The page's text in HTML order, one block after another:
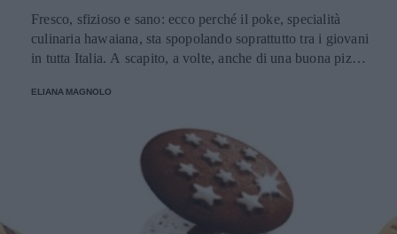
Fresco, sfizioso e sano: ecco perché il poke, specialità
culinaria hawaiana, sta spopolando soprattutto tra i giovani
in tutta Italia. A scapito, a volte, anche di una buona pizza.
ELIANA MAGNOLO